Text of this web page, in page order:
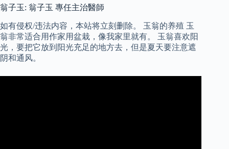
翁子玉: 翁子玉 專任主治醫師
如有侵权/违法内容，本站将立刻删除。 玉翁的养殖 玉
翁非常适合用作家用盆栽，像我家里就有。 玉翁喜欢阳
光，要把它放到阳光充足的地方去，但是夏天要注意遮
阴和通风。